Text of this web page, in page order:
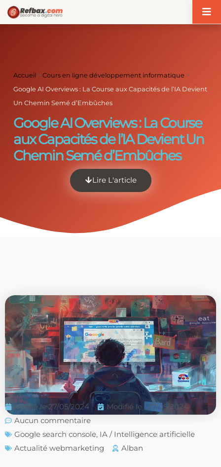
Accueil >Cours en ligne développement informatique >
Google AI Overviews : La Course aux Capacités de l’IA Devient
Un Chemin Semé d’Embûches
Google AI Overviews : La Course
aux Capacités de l’IA Devient Un
Chemin Semé d’Embûches
Lire L'article
Publié le 27/05/2024
Modifié le : 27/05/2024
Aucun commentaire
Google search console, IA / Intelligence artificielle
Actualité webmarketing
Alban
Panneau de gestion des cookies